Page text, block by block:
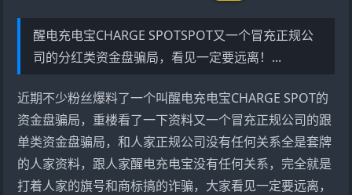
醒电充电宝CHARGE SPOTSPOT又一个冒充正规公
司的分红类资金盘骗局，看见一定要远离！...
近期不少粉丝爆料了一个叫醒电充电宝CHARGE SPOT的
资金盘骗局，重楼看了一下资料又一个冒充正规公司的跟
单类资金盘骗局，和人家正规公司没有任何关系全是套牌
的人家资料，跟人家醒电充电宝没有任何关系，完全就是
打着人家的旗号和商标搞的诈骗，大家看见一定要远离，